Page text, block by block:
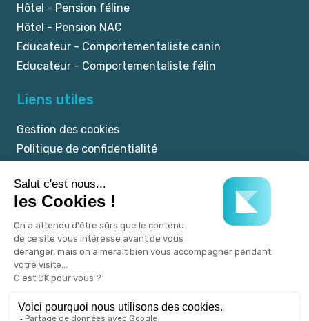
Hôtel - Pension féline
Hôtel - Pension NAC
Educateur - Comportementaliste canin
Educateur - Comportementaliste félin
Liens utiles
Gestion des cookies
Politique de confidentialité
CGU
Un service Kookie.pet.